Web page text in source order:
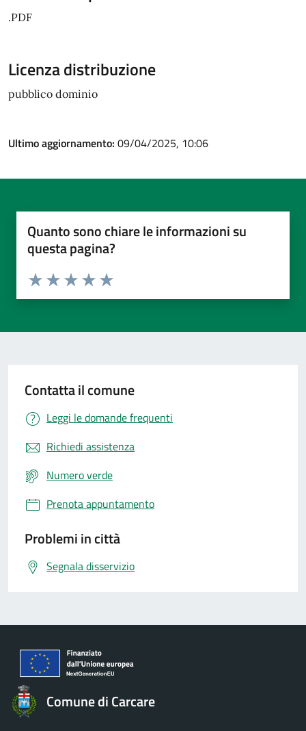
.PDF
Licenza distribuzione
pubblico dominio
Ultimo aggiornamento: 09/04/2025, 10:06
Quanto sono chiare le informazioni su
questa pagina?
Valuta da 1 a 5 stelle la pagina
Valuta 5 stelle su 5
Valuta 4 stelle su 5
Valuta 3 stelle su 5
Valuta 2 stelle su 5
Valuta 1 stelle su 5
Contatta il comune
Leggi le domande frequenti
Richiedi assistenza
Numero verde
Prenota appuntamento
Problemi in città
Segnala disservizio
Comune di Carcare